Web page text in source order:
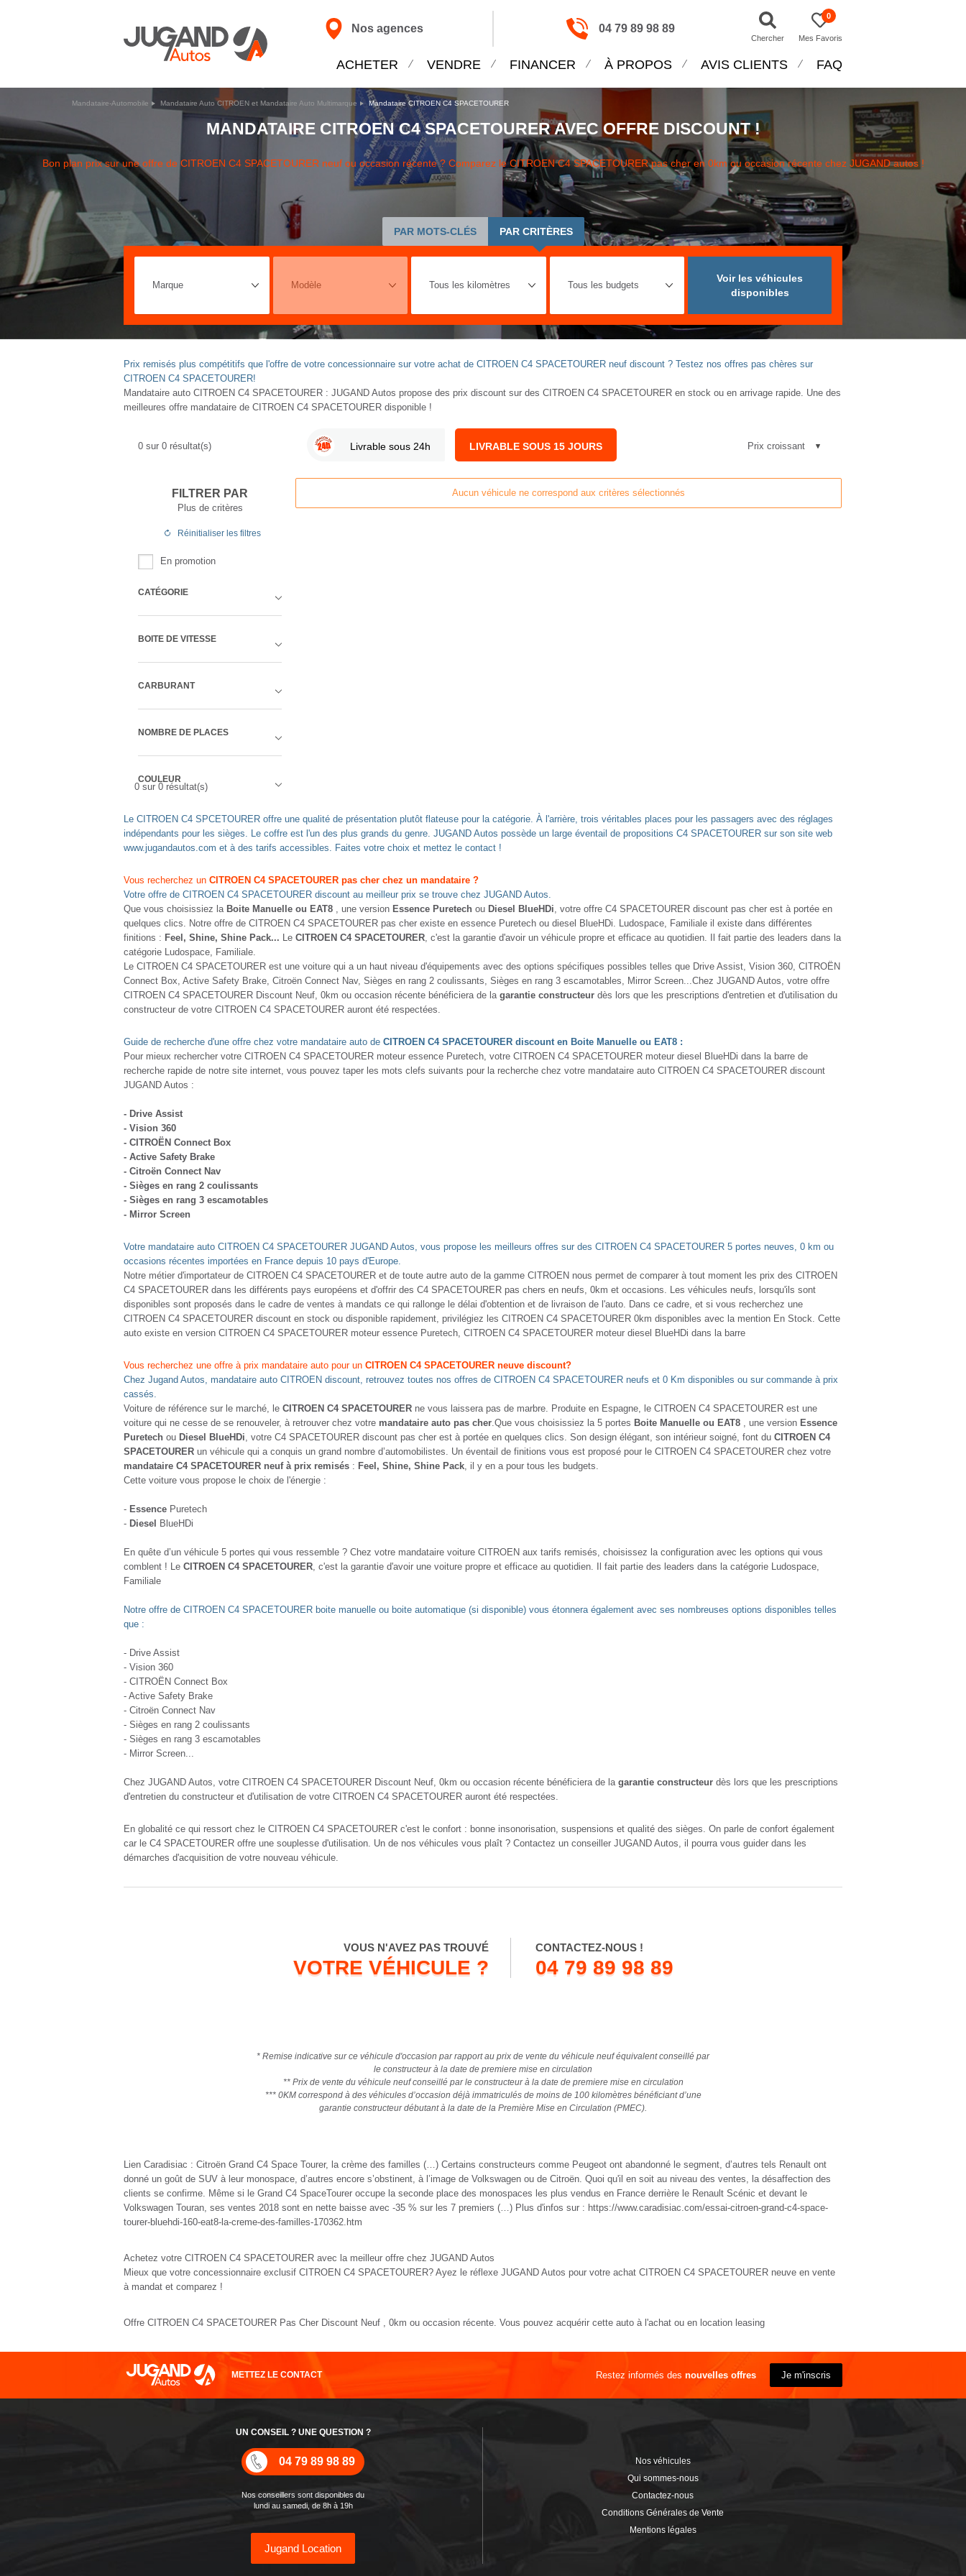
Nos agences 04 79 89 98 89
Chercher
0
Mes Favoris
ACHETER VENDRE FINANCER À PROPOS AVIS CLIENTS FAQ
Mandataire-Automobile Mandataire Auto CITROEN et Mandataire Auto Multimarque Mandataire CITROEN C4 SPACETOURER
MANDATAIRE CITROEN C4 SPACETOURER AVEC OFFRE DISCOUNT !
Bon plan prix sur une offre de CITROEN C4 SPACETOURER neuf ou occasion récente ? Comparez le CITROEN C4 SPACETOURER pas cher en 0km ou occasion récente chez JUGAND autos !
PAR MOTS-CLÉS PAR CRITÈRES
Voir les véhicules
disponibles
Prix remisés plus compétitifs que l'offre de votre concessionnaire sur votre achat de CITROEN C4 SPACETOURER neuf discount ? Testez nos offres pas chères sur
CITROEN C4 SPACETOURER!
Mandataire auto CITROEN C4 SPACETOURER : JUGAND Autos propose des prix discount sur des CITROEN C4 SPACETOURER en stock ou en arrivage rapide. Une des
meilleures offre mandataire de CITROEN C4 SPACETOURER disponible !
0 sur 0 résultat(s) Livrable sous 24h LIVRABLE SOUS 15 JOURS
FILTRER PAR
Plus de critères
Réinitialiser les filtres
En promotion
CATÉGORIE
BOITE DE VITESSE
CARBURANT
NOMBRE DE PLACES
COULEUR
Aucun véhicule ne correspond aux critères sélectionnés
0 sur 0 résultat(s)
Le CITROEN C4 SPCETOURER offre une qualité de présentation plutôt flateuse pour la catégorie. À l'arrière, trois véritables places pour les passagers avec des réglages
indépendants pour les sièges. Le coffre est l'un des plus grands du genre. JUGAND Autos possède un large éventail de propositions C4 SPACETOURER sur son site web
www.jugandautos.com et à des tarifs accessibles. Faites votre choix et mettez le contact !
Vous recherchez un CITROEN C4 SPACETOURER pas cher chez un mandataire ?
Votre offre de CITROEN C4 SPACETOURER discount au meilleur prix se trouve chez JUGAND Autos.
Que vous choisissiez la Boite Manuelle ou EAT8 , une version Essence Puretech ou Diesel BlueHDi , votre offre C4 SPACETOURER discount pas cher est à portée en
quelques clics. Notre offre de CITROEN C4 SPACETOURER pas cher existe en essence Puretech ou diesel BlueHDi. Ludospace, Familiale il existe dans différentes
finitions : Feel, Shine, Shine Pack... Le CITROEN C4 SPACETOURER , c'est la garantie d'avoir un véhicule propre et efficace au quotidien. Il fait partie des leaders dans la
catégorie Ludospace, Familiale.
Le CITROEN C4 SPACETOURER est une voiture qui a un haut niveau d'équipements avec des options spécifiques possibles telles que Drive Assist, Vision 360, CITROËN
Connect Box, Active Safety Brake, Citroën Connect Nav, Sièges en rang 2 coulissants, Sièges en rang 3 escamotables, Mirror Screen...Chez JUGAND Autos, votre offre
CITROEN C4 SPACETOURER Discount Neuf, 0km ou occasion récente bénéficiera de la garantie constructeur dès lors que les prescriptions d'entretien et d'utilisation du
constructeur de votre CITROEN C4 SPACETOURER auront été respectées.
Guide de recherche d'une offre chez votre mandataire auto de CITROEN C4 SPACETOURER discount en Boite Manuelle ou EAT8 :
Pour mieux rechercher votre CITROEN C4 SPACETOURER moteur essence Puretech, votre CITROEN C4 SPACETOURER moteur diesel BlueHDi dans la barre de
recherche rapide de notre site internet, vous pouvez taper les mots clefs suivants pour la recherche chez votre mandataire auto CITROEN C4 SPACETOURER discount
JUGAND Autos :
- Drive Assist
- Vision 360
- CITROËN Connect Box
- Active Safety Brake
- Citroën Connect Nav
- Sièges en rang 2 coulissants
- Sièges en rang 3 escamotables
- Mirror Screen
Votre mandataire auto CITROEN C4 SPACETOURER JUGAND Autos, vous propose les meilleurs offres sur des CITROEN C4 SPACETOURER 5 portes neuves, 0 km ou
occasions récentes importées en France depuis 10 pays d'Europe.
Notre métier d'importateur de CITROEN C4 SPACETOURER et de toute autre auto de la gamme CITROEN nous permet de comparer à tout moment les prix des CITROEN
C4 SPACETOURER dans les différents pays européens et d'offrir des C4 SPACETOURER pas chers en neufs, 0km et occasions. Les véhicules neufs, lorsqu'ils sont
disponibles sont proposés dans le cadre de ventes à mandats ce qui rallonge le délai d'obtention et de livraison de l'auto. Dans ce cadre, et si vous recherchez une
CITROEN C4 SPACETOURER discount en stock ou disponible rapidement, privilégiez les CITROEN C4 SPACETOURER 0km disponibles avec la mention En Stock. Cette
auto existe en version CITROEN C4 SPACETOURER moteur essence Puretech, CITROEN C4 SPACETOURER moteur diesel BlueHDi dans la barre
Vous recherchez une offre à prix mandataire auto pour un CITROEN C4 SPACETOURER neuve discount?
Chez Jugand Autos, mandataire auto CITROEN discount, retrouvez toutes nos offres de CITROEN C4 SPACETOURER neufs et 0 Km disponibles ou sur commande à prix
cassés.
Voiture de référence sur le marché, le CITROEN C4 SPACETOURER ne vous laissera pas de marbre. Produite en Espagne, le CITROEN C4 SPACETOURER est une
voiture qui ne cesse de se renouveler, à retrouver chez votre mandataire auto pas cher .Que vous choisissiez la 5 portes Boite Manuelle ou EAT8 , une version Essence
Puretech ou Diesel BlueHDi , votre C4 SPACETOURER discount pas cher est à portée en quelques clics. Son design élégant, son intérieur soigné, font du CITROEN C4
SPACETOURER un véhicule qui a conquis un grand nombre d’automobilistes. Un éventail de finitions vous est proposé pour le CITROEN C4 SPACETOURER chez votre
mandataire C4 SPACETOURER neuf à prix remisés : Feel, Shine, Shine Pack , il y en a pour tous les budgets.
Cette voiture vous propose le choix de l'énergie :
- Essence Puretech
- Diesel BlueHDi
En quête d’un véhicule 5 portes qui vous ressemble ? Chez votre mandataire voiture CITROEN aux tarifs remisés, choisissez la configuration avec les options qui vous
comblent ! Le CITROEN C4 SPACETOURER , c'est la garantie d'avoir une voiture propre et efficace au quotidien. Il fait partie des leaders dans la catégorie Ludospace,
Familiale
Notre offre de CITROEN C4 SPACETOURER boite manuelle ou boite automatique (si disponible) vous étonnera également avec ses nombreuses options disponibles telles
que :
- Drive Assist
- Vision 360
- CITROËN Connect Box
- Active Safety Brake
- Citroën Connect Nav
- Sièges en rang 2 coulissants
- Sièges en rang 3 escamotables
- Mirror Screen...
Chez JUGAND Autos, votre CITROEN C4 SPACETOURER Discount Neuf, 0km ou occasion récente bénéficiera de la garantie constructeur dès lors que les prescriptions
d'entretien du constructeur et d'utilisation de votre CITROEN C4 SPACETOURER auront été respectées.
En globalité ce qui ressort chez le CITROEN C4 SPACETOURER c'est le confort : bonne insonorisation, suspensions et qualité des sièges. On parle de confort également
car le C4 SPACETOURER offre une souplesse d'utilisation. Un de nos véhicules vous plaît ? Contactez un conseiller JUGAND Autos, il pourra vous guider dans les
démarches d'acquisition de votre nouveau véhicule.
VOUS N'AVEZ PAS TROUVÉ
VOTRE VÉHICULE ?
CONTACTEZ-NOUS !
04 79 89 98 89
* Remise indicative sur ce véhicule d'occasion par rapport au prix de vente du véhicule neuf équivalent conseillé par
le constructeur à la date de premiere mise en circulation
** Prix de vente du véhicule neuf conseillé par le constructeur à la date de premiere mise en circulation
*** 0KM correspond à des véhicules d’occasion déjà immatriculés de moins de 100 kilomètres bénéficiant d’une
garantie constructeur débutant à la date de la Première Mise en Circulation (PMEC).
Lien Caradisiac : Citroën Grand C4 Space Tourer, la crème des familles (…) Certains constructeurs comme Peugeot ont abandonné le segment, d’autres tels Renault ont
donné un goût de SUV à leur monospace, d’autres encore s’obstinent, à l’image de Volkswagen ou de Citroën. Quoi qu'il en soit au niveau des ventes, la désaffection des
clients se confirme. Même si le Grand C4 SpaceTourer occupe la seconde place des monospaces les plus vendus en France derrière le Renault Scénic et devant le
Volkswagen Touran, ses ventes 2018 sont en nette baisse avec -35 % sur les 7 premiers (…) Plus d'infos sur : https://www.caradisiac.com/essai-citroen-grand-c4-space-
tourer-bluehdi-160-eat8-la-creme-des-familles-170362.htm
Achetez votre CITROEN C4 SPACETOURER avec la meilleur offre chez JUGAND Autos
Mieux que votre concessionnaire exclusif CITROEN C4 SPACETOURER? Ayez le réflexe JUGAND Autos pour votre achat CITROEN C4 SPACETOURER neuve en vente
à mandat et comparez !
Offre CITROEN C4 SPACETOURER Pas Cher Discount Neuf , 0km ou occasion récente. Vous pouvez acquérir cette auto à l'achat ou en location leasing
METTEZ LE CONTACT Restez informés des nouvelles offres Je m'inscris
UN CONSEIL ? UNE QUESTION ?
04 79 89 98 89
Nos conseillers sont disponibles du
lundi au samedi, de 8h à 19h
Jugand Location
Nos véhicules
Qui sommes-nous
Contactez-nous
Conditions Générales de Vente
Mentions légales